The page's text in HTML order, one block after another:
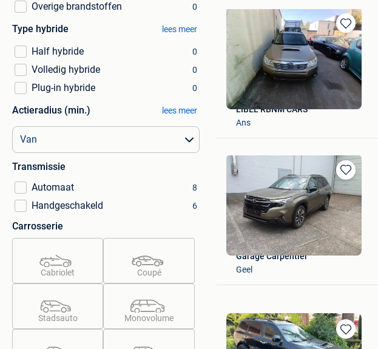
Overige brandstoffen 0
Type hybride lees meer
Half hybride 0
Volledig hybride 0
Plug-in hybride 0
Actieradius (min.) lees meer
Transmissie
Automaat
8
Handgeschakeld 6
Carrosserie
Cabriolet Coupé
Stadsauto Monovolume
Bewaren
in
Mijn
Favorieten
LIBEL RBNM CARS
Ans
Bewaren
in
Mijn
Favorieten
Garage Carpentier
Geel
Bewaren